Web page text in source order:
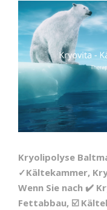
Kryolipolyse
✓Kältekammer,
Wenn Sie nach ✔️
Fettabbau, ☑️